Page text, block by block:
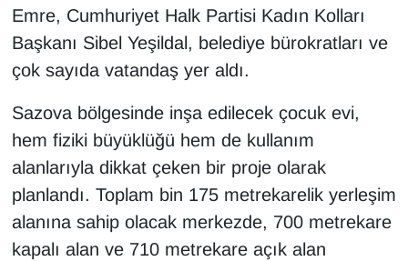
Emre, Cumhuriyet Halk Partisi Kadın Kolları
Başkanı Sibel Yeşildal, belediye bürokratları ve
çok sayıda vatandaş yer aldı.
Sazova bölgesinde inşa edilecek çocuk evi,
hem fiziki büyüklüğü hem de kullanım
alanlarıyla dikkat çeken bir proje olarak
planlandı. Toplam bin 175 metrekarelik yerleşim
alanına sahip olacak merkezde, 700 metrekare
kapalı alan ve 710 metrekare açık alan